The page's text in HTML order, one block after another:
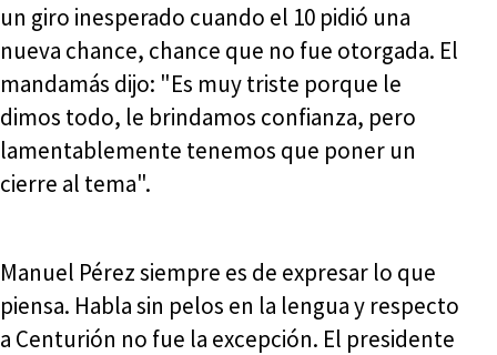
un giro inesperado cuando el 10 pidió una
nueva chance, chance que no fue otorgada. El
mandamás dijo: "Es muy triste porque le
dimos todo, le brindamos confianza, pero
lamentablemente tenemos que poner un
cierre al tema".
Manuel Pérez siempre es de expresar lo que
piensa. Habla sin pelos en la lengua y respecto
a Centurión no fue la excepción. El presidente